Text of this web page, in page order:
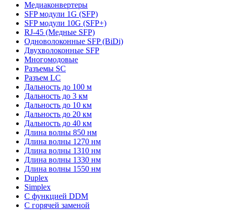
Медиаконвертеры
SFP модули 1G (SFP)
SFP модули 10G (SFP+)
RJ-45 (Медные SFP)
Одноволоконные SFP (BiDi)
Двухволоконные SFP
Многомодовые
Разъемы SC
Разъем LC
Дальность до 100 м
Дальность до 3 км
Дальность до 10 км
Дальность до 20 км
Дальность до 40 км
Длина волны 850 нм
Длина волны 1270 нм
Длина волны 1310 нм
Длина волны 1330 нм
Длина волны 1550 нм
Duplex
Simplex
С функцией DDM
С горячей заменой